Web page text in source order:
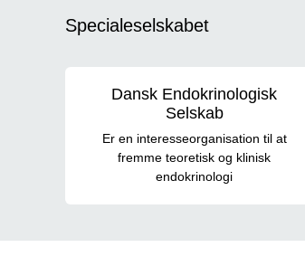
Specialeselskabet
Dansk Endokrinologisk
Selskab
Er en interesseorganisation til at
fremme teoretisk og klinisk
endokrinologi